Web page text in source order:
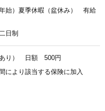
始）夏季休暇（盆休み） 有給
日制
あり） 日額 500円
より該当する保険に加入